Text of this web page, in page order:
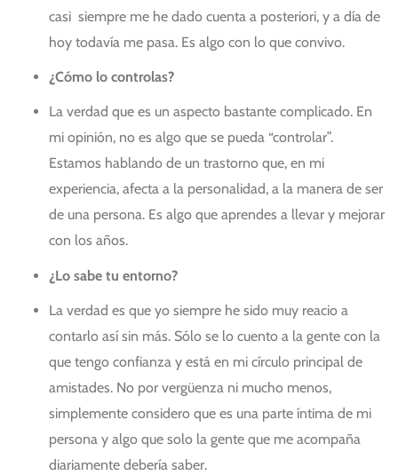
casi siempre me he dado cuenta a posteriori, y a día de
hoy todavía me pasa. Es algo con lo que convivo.
¿Cómo lo controlas?
La verdad que es un aspecto bastante complicado. En
mi opinión, no es algo que se pueda “controlar”.
Estamos hablando de un trastorno que, en mi
experiencia, afecta a la personalidad, a la manera de ser
de una persona. Es algo que aprendes a llevar y mejorar
con los años.
¿Lo sabe tu entorno?
La verdad es que yo siempre he sido muy reacio a
contarlo así sin más. Sólo se lo cuento a la gente con la
que tengo confianza y está en mi círculo principal de
amistades. No por vergüenza ni mucho menos,
simplemente considero que es una parte íntima de mi
persona y algo que solo la gente que me acompaña
diariamente debería saber.